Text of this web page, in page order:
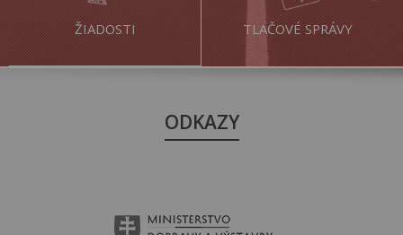
ŽIADOSTI TLAČOVÉ SPRÁVY
ODKAZY